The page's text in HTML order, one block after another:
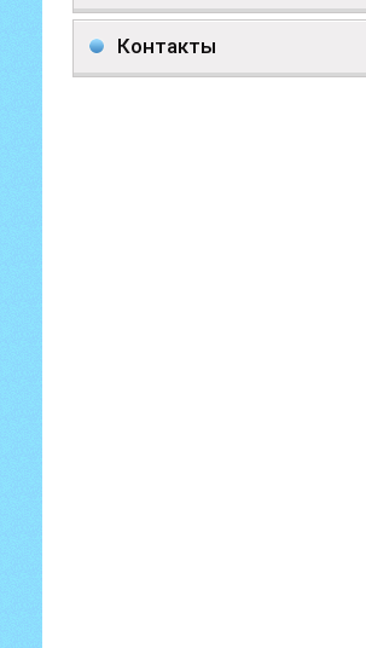
Контакты